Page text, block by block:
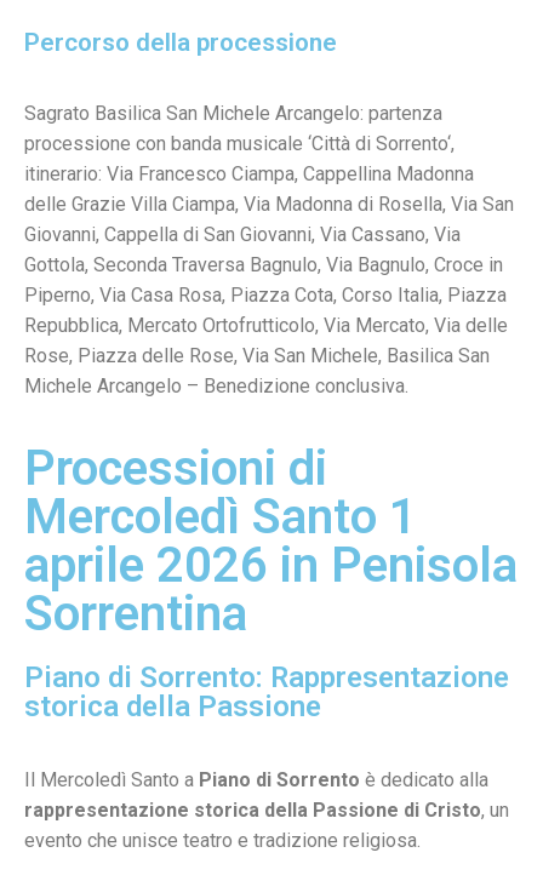
Percorso della processione
Sagrato Basilica San Michele Arcangelo: partenza
processione con banda musicale ‘Città di Sorrento‘,
itinerario: Via Francesco Ciampa, Cappellina Madonna
delle Grazie Villa Ciampa, Via Madonna di Rosella, Via San
Giovanni, Cappella di San Giovanni, Via Cassano, Via
Gottola, Seconda Traversa Bagnulo, Via Bagnulo, Croce in
Piperno, Via Casa Rosa, Piazza Cota, Corso Italia, Piazza
Repubblica, Mercato Ortofrutticolo, Via Mercato, Via delle
Rose, Piazza delle Rose, Via San Michele, Basilica San
Michele Arcangelo – Benedizione conclusiva.
Processioni di
Mercoledì Santo 1
aprile 2026 in Penisola
Sorrentina
Piano di Sorrento: Rappresentazione
storica della Passione
Il Mercoledì Santo a Piano di Sorrento è dedicato alla
rappresentazione storica della Passione di Cristo, un
evento che unisce teatro e tradizione religiosa.